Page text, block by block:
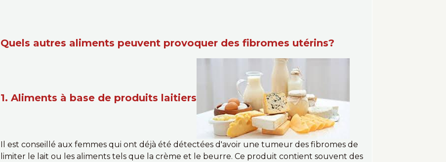
Quels autres aliments peuvent provoquer des fibromes utérins?
1. Aliments à base de produits laitiers
Il est conseillé aux femmes qui ont déjà été détectées d'avoir une tumeur des fibromes de
limiter le lait ou les aliments tels que la crème et le beurre. Ce produit contient souvent des